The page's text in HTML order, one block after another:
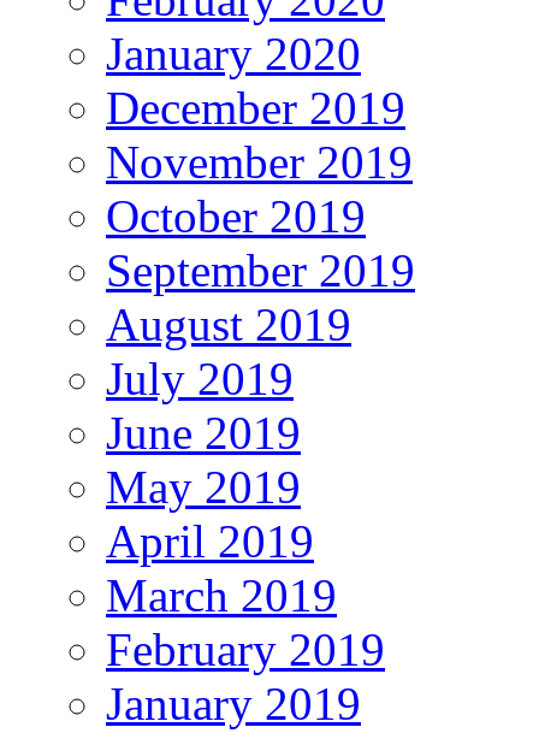
January 2020
December 2019
November 2019
October 2019
September 2019
August 2019
July 2019
June 2019
May 2019
April 2019
March 2019
February 2019
January 2019